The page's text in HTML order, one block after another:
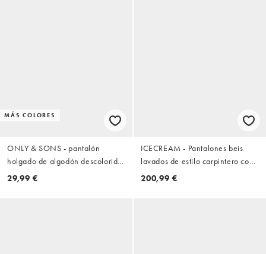
MÁS COLORES
ONLY & SONS - pantalón
holgado de algodón descolorido
en azul marino
29,99 €
ICECREAM - Pantalones beis
lavados de estilo carpintero con
detalle de pespuntes
200,99 €